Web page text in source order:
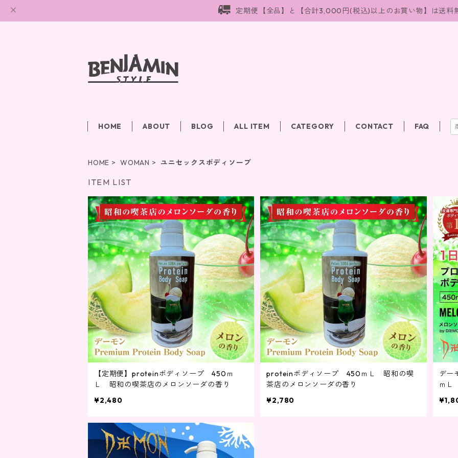
定期便【全品】と【合計3,000円(税込)以上のお買い物】は送料
HOME ABOUT BLOG ALL ITEM CATEGORY CONTACT FAQ
HOME WOMAN ユニセックスボディソープ
ITEM LIST
【定期便】proteinボディソープ 450ｍ
Ｌ 昭和の喫茶店のメロンソーダの香り
¥2,480
proteinボディソープ 450ｍＬ 昭和の喫
茶店のメロンソーダの香り
¥2,780
デ
ｍＬ